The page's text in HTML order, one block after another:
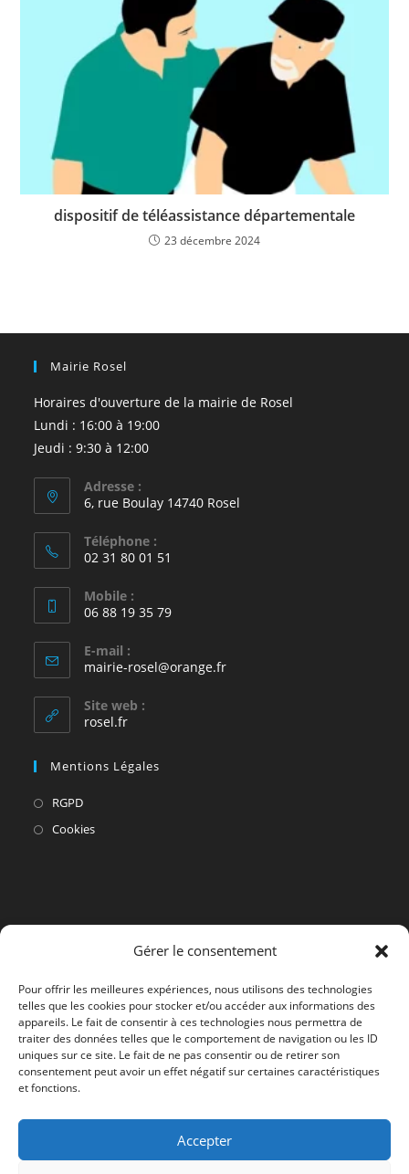
Gérer le consentement
Pour offrir les meilleures expériences, nous utilisons des technologies
telles que les cookies pour stocker et/ou accéder aux informations des
appareils. Le fait de consentir à ces technologies nous permettra de
traiter des données telles que le comportement de navigation ou les ID
uniques sur ce site. Le fait de ne pas consentir ou de retirer son
consentement peut avoir un effet négatif sur certaines caractéristiques
et fonctions.
Accepter
dispositif de téléassistance départementale
23 décembre 2024
Mairie Rosel
Horaires d'ouverture de la mairie de Rosel
Lundi : 16:00 à 19:00
Jeudi : 9:30 à 12:00
Adresse :
6, rue Boulay 14740 Rosel
Téléphone :
02 31 80 01 51
Mobile :
06 88 19 35 79
E-mail :
mairie-rosel@orange.frS’ouvre
Site web :
rosel.fr
Mentions Légales
RGPDS’ouvre
dans
CookiesS’ouvre